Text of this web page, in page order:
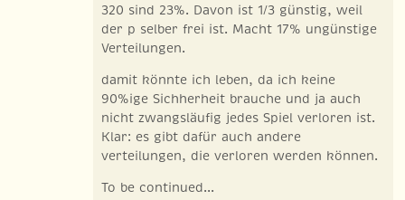
320 sind 23%. Davon ist 1/3 günstig, weil
der p selber frei ist. Macht 17% ungünstige
Verteilungen.
damit könnte ich leben, da ich keine
90%ige Sichherheit brauche und ja auch
nicht zwangsläufig jedes Spiel verloren ist.
Klar: es gibt dafür auch andere
verteilungen, die verloren werden können.
To be continued...